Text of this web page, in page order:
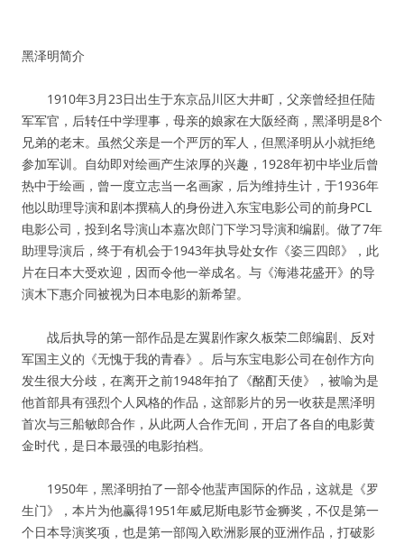
黑泽明简介
1910年3月23日出生于东京品川区大井町，父亲曾经担任陆
军军官，后转任中学理事，母亲的娘家在大阪经商，黑泽明是8个
兄弟的老末。虽然父亲是一个严厉的军人，但黑泽明从小就拒绝
参加军训。自幼即对绘画产生浓厚的兴趣，1928年初中毕业后曾
热中于绘画，曾一度立志当一名画家，后为维持生计，于1936年
他以助理导演和剧本撰稿人的身份进入东宝电影公司的前身PCL
电影公司，投到名导演山本嘉次郎门下学习导演和编剧。做了7年
助理导演后，终于有机会于1943年执导处女作《姿三四郎》，此
片在日本大受欢迎，因而令他一举成名。与《海港花盛开》的导
演木下惠介同被视为日本电影的新希望。
战后执导的第一部作品是左翼剧作家久板荣二郎编剧、反对
军国主义的《无愧于我的青春》。后与东宝电影公司在创作方向
发生很大分歧，在离开之前1948年拍了《酩酊天使》，被喻为是
他首部具有强烈个人风格的作品，这部影片的另一收获是黑泽明
首次与三船敏郎合作，从此两人合作无间，开启了各自的电影黄
金时代，是日本最强的电影拍档。
1950年，黑泽明拍了一部令他蜚声国际的作品，这就是《罗
生门》，本片为他赢得1951年威尼斯电影节金狮奖，不仅是第一
个日本导演奖项，也是第一部闯入欧洲影展的亚洲作品，打破影